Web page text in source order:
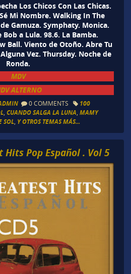
Los Chicos Con Las Chicas.
Mi Nombre. Walking In The
Gamuza. Symphaty. Monica.
Bob a Lula. 98.6. La Bamba.
Ball. Viento de Otoño. Abre Tu
Vez. Thursday. Noche de
Ronda.
MDV
ALTERNO
0 COMMENTS
100
, CUANDO SALGA LA LUNA MAMY
SOL, Y OTROS TEMAS MÁS...
Hits Pop Español . Vol 5